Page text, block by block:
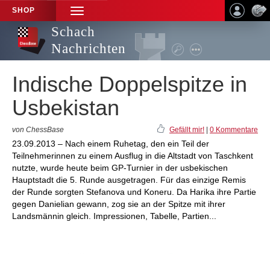
SHOP
TOGGLE
NAVIGATION
Schach
Nachrichten
Indische Doppelspitze in
Usbekistan
von ChessBase Gefällt mir! 0 Kommentare
23.09.2013 – Nach einem Ruhetag, den ein Teil der
Teilnehmerinnen zu einem Ausflug in die Altstadt von Taschkent
nutzte, wurde heute beim GP-Turnier in der usbekischen
Hauptstadt die 5. Runde ausgetragen. Für das einzige Remis
der Runde sorgten Stefanova und Koneru. Da Harika ihre Partie
gegen Danielian gewann, zog sie an der Spitze mit ihrer
Landsmännin gleich. Impressionen, Tabelle, Partien...